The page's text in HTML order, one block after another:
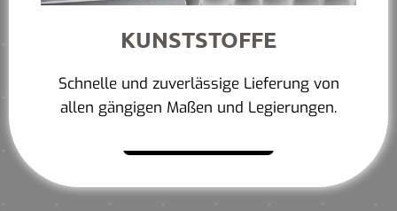
KUNSTSTOFFE
Schnelle und zuverlässige Lieferung von
allen gängigen Maßen und Legierungen.